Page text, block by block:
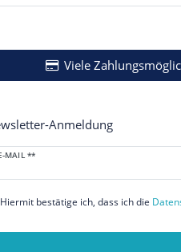
Viele
Anmeldung
MAIL **
Hiermit bestätige ich, dass ich die